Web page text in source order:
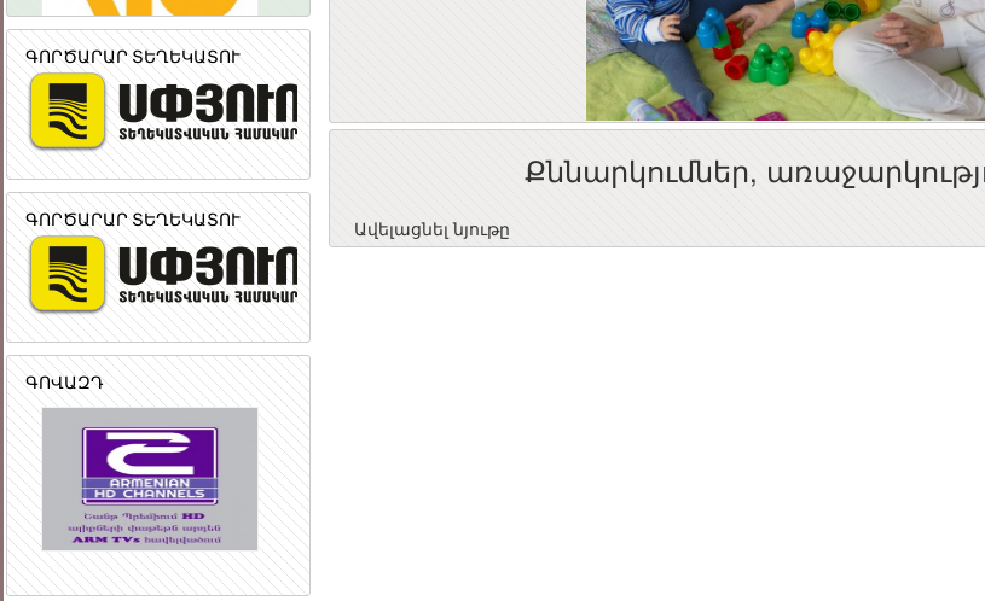
ԳՈՐԾԱՐԱՐ ՏԵՂԵԿԱՏՈՒ
ԳՈՐԾԱՐԱՐ ՏԵՂԵԿԱՏՈՒ
ԳՈՎԱԶԴ
Քննարկումներ,
Ավելացնել նյութը